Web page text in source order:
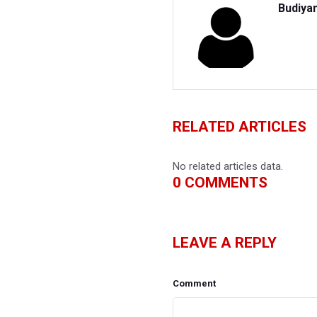
RELATED ARTICLES
No related articles data.
0 COMMENTS
LEAVE A REPLY
Comment